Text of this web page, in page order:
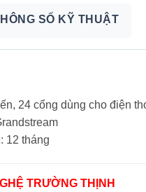
SỐ KỸ THUẬT
24 cổng dùng cho điện
12 tháng
TRƯỜNG THỊNH